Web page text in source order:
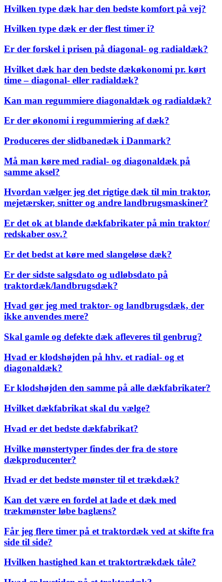
Hvilken type dæk har den bedste komfort på vej?
Hvilken type dæk er der flest timer i?
Er der forskel i prisen på diagonal- og radialdæk?
Hvilket dæk har den bedste dækøkonomi pr. kørt
time – diagonal- eller radialdæk?
Kan man regummiere diagonaldæk og radialdæk?
Er der økonomi i regummiering af dæk?
Produceres der slidbanedæk i Danmark?
Må man køre med radial- og diagonaldæk på
samme aksel?
Hvordan vælger jeg det rigtige dæk til min traktor,
mejetærsker, snitter og andre landbrugsmaskiner?
Er det ok at blande dækfabrikater på min traktor/
redskaber osv.?
Er det bedst at køre med slangeløse dæk?
Er der sidste salgsdato og udløbsdato på
traktordæk/landbrugsdæk?
Hvad gør jeg med traktor- og landbrugsdæk, der
ikke anvendes mere?
Skal gamle og defekte dæk afleveres til genbrug?
Hvad er klodshøjden på hhv. et radial- og et
diagonaldæk?
Er klodshøjden den samme på alle dækfabrikater?
Hvilket dækfabrikat skal du vælge?
Hvad er det bedste dækfabrikat?
Hvilke mønstertyper findes der fra de store
dækproducenter?
Hvad er det bedste mønster til et trækdæk?
Kan det være en fordel at lade et dæk med
trækmønster løbe baglæns?
Får jeg flere timer på et traktordæk ved at skifte fra
side til side?
Hvilken hastighed kan et traktortrækdæk tåle?